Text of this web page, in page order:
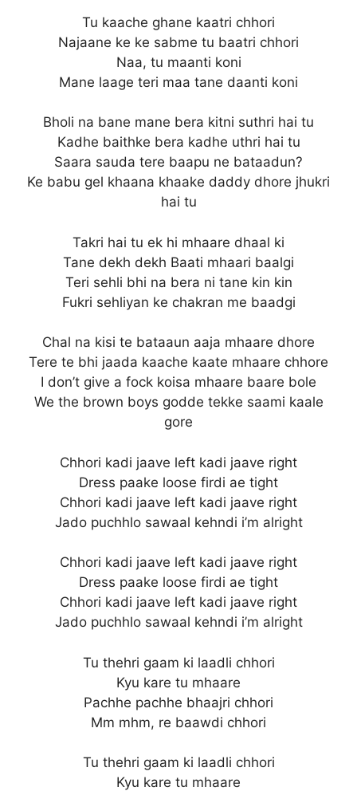
Tu kaache ghane kaatri chhori
Najaane ke ke sabme tu baatri chhori
Naa, tu maanti koni
Mane laage teri maa tane daanti koni
Bholi na bane mane bera kitni suthri hai tu
Kadhe baithke bera kadhe uthri hai tu
Saara sauda tere baapu ne bataadun?
Ke babu gel khaana khaake daddy dhore jhukri
hai tu
Takri hai tu ek hi mhaare dhaal ki
Tane dekh dekh Baati mhaari baalgi
Teri sehli bhi na bera ni tane kin kin
Fukri sehliyan ke chakran me baadgi
Chal na kisi te bataaun aaja mhaare dhore
Tere te bhi jaada kaache kaate mhaare chhore
I don’t give a fock koisa mhaare baare bole
We the brown boys godde tekke saami kaale
gore
Chhori kadi jaave left kadi jaave right
Dress paake loose firdi ae tight
Chhori kadi jaave left kadi jaave right
Jado puchhlo sawaal kehndi i’m alright
Chhori kadi jaave left kadi jaave right
Dress paake loose firdi ae tight
Chhori kadi jaave left kadi jaave right
Jado puchhlo sawaal kehndi i’m alright
Tu thehri gaam ki laadli chhori
Kyu kare tu mhaare
Pachhe pachhe bhaajri chhori
Mm mhm, re baawdi chhori
Tu thehri gaam ki laadli chhori
Kyu kare tu mhaare